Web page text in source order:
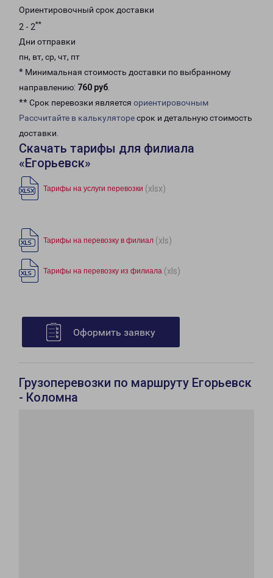
Ориентировочный срок доставки
2 - 2**
Дни отправки
пн, вт, ср, чт, пт
* Минимальная стоимость доставки по выбранному
направлению: 760 руб.
** Срок перевозки является ориентировочным
Рассчитайте в калькуляторесрок и детальную стоимость
доставки.
Скачать тарифы для филиала
«Егорьевск»
Тарифы на услуги перевозки (xlsx)
Тарифы на перевозку в филиал (xls)
Тарифы на перевозку из филиала (xls)
Оформить заявку
Грузоперевозки по маршруту Егорьевск
- Коломна